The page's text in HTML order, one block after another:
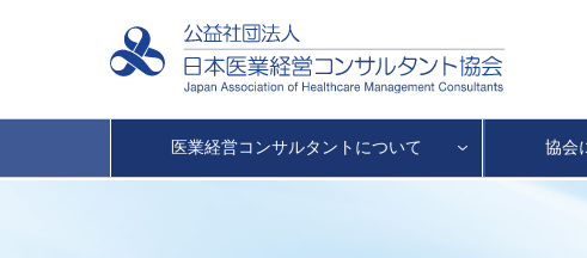
医業経営コンサルタントについて 協会